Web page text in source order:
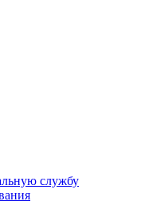
службу